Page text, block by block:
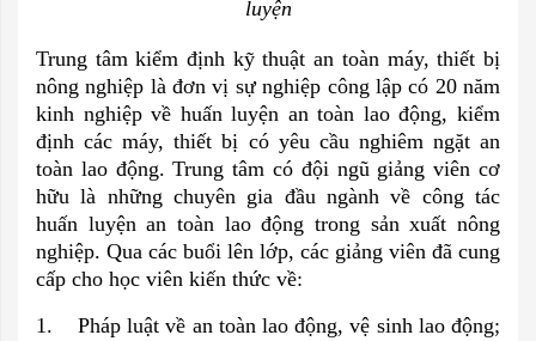
luyện
Trung tâm kiểm định kỹ thuật an toàn máy, thiết bị
nông nghiệp là đơn vị sự nghiệp công lập có 20 năm
kinh nghiệp về huấn luyện an toàn lao động, kiểm
định các máy, thiết bị có yêu cầu nghiêm ngặt an
toàn lao động. Trung tâm có đội ngũ giảng viên cơ
hữu là những chuyên gia đầu ngành về công tác
huấn luyện an toàn lao động trong sản xuất nông
nghiệp. Qua các buổi lên lớp, các giảng viên đã cung
cấp cho học viên kiến thức về:
1. Pháp luật về an toàn lao động, vệ sinh lao động;